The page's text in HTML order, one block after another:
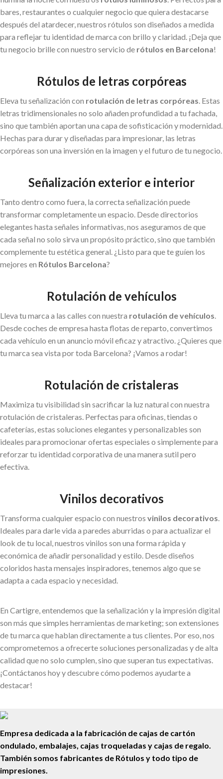
bares, restaurantes o cualquier negocio que quiera destacarse
después del atardecer, nuestros rótulos son diseñados a medida
para reflejar tu identidad de marca con brillo y claridad. ¡Deja que
tu negocio brille con nuestro servicio de rótulos en Barcelona!
Rótulos de letras corpóreas
Eleva tu señalización con rotulación de letras corpóreas. Estas
letras tridimensionales no solo añaden profundidad a tu fachada,
sino que también aportan una capa de sofisticación y modernidad.
Hechas para durar y diseñadas para impresionar, las letras
corpóreas son una inversión en la imagen y el futuro de tu negocio.
Señalización exterior e interior
Tanto dentro como fuera, la correcta señalización puede
transformar completamente un espacio. Desde directorios
elegantes hasta señales informativas, nos aseguramos de que
cada señal no solo sirva un propósito práctico, sino que también
complemente tu estética general. ¿Listo para que te guíen los
mejores en Rótulos Barcelona?
Rotulación de vehículos
Lleva tu marca a las calles con nuestra rotulación de vehículos.
Desde coches de empresa hasta flotas de reparto, convertimos
cada vehículo en un anuncio móvil eficaz y atractivo. ¿Quieres que
tu marca sea vista por toda Barcelona? ¡Vamos a rodar!
Rotulación de cristaleras
Maximiza tu visibilidad sin sacrificar la luz natural con nuestra
rotulación de cristaleras. Perfectas para oficinas, tiendas o
cafeterías, estas soluciones elegantes y personalizables son
ideales para promocionar ofertas especiales o simplemente para
reforzar tu identidad corporativa de una manera sutil pero
efectiva.
Vinilos decorativos
Transforma cualquier espacio con nuestros vinilos decorativos.
Ideales para darle vida a paredes aburridas o para actualizar el
look de tu local, nuestros vinilos son una forma rápida y
económica de añadir personalidad y estilo. Desde diseños
coloridos hasta mensajes inspiradores, tenemos algo que se
adapta a cada espacio y necesidad.
En Cartigre, entendemos que la señalización y la impresión digital
son más que simples herramientas de marketing; son extensiones
de tu marca que hablan directamente a tus clientes. Por eso, nos
comprometemos a ofrecerte soluciones personalizadas y de alta
calidad que no solo cumplen, sino que superan tus expectativas.
¡Contáctanos hoy y descubre cómo podemos ayudarte a
destacar!
Empresa dedicada a la fabricación de cajas de cartón
ondulado, embalajes, cajas troqueladas y cajas de regalo.
También somos fabricantes de Rótulos y todo tipo de
impresiones.